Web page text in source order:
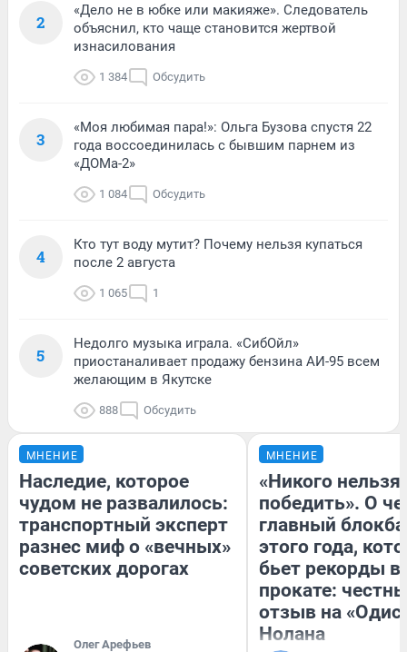
2
«Дело не в юбке или макияже». Следователь
объяснил, кто чаще становится жертвой
изнасилования
1 384 Обсудить
3
«Моя любимая пара!»: Ольга Бузова спустя 22
года воссоединилась с бывшим парнем из
«ДОМа-2»
1 084 Обсудить
4
Кто тут воду мутит? Почему нельзя купаться
после 2 августа
1 065 1
5
Недолго музыка играла. «СибОйл»
приостаналивает продажу бензина АИ-95 всем
желающим в Якутске
888 Обсудить
МНЕНИЕ
Наследие, которое
чудом не развалилось:
транспортный эксперт
разнес миф о «вечных»
советских дорогах
Олег Арефьев
МНЕНИЕ
«Никого нельзя
победить». О
главный
этого года,
бьет рекорды в
прокате:
отзыв на
Нолана